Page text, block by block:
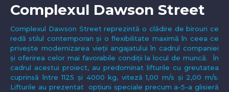
Complexul Dawson Street
Complexul Dawson Street reprezintă o clădire de birouri ce
redă stilul contemporan și o flexibilitate maximă în ceea ce
privește modernizarea vieții angajatului în cadrul companiei
și oferirea celor mai favorabile condiții la locul de muncă. În
cadrul acestui proiect, au predominat lifturile cu greutatea
cuprinsă între 1125 și 4000 kg, viteză 1,00 m/s și 2,00 m/s.
Lifturile au prezentat opțiuni speciale precum a-5-a glisieră